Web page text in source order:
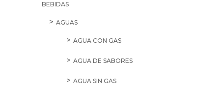
BEBIDAS
AGUAS
AGUA CON GAS
AGUA DE SABORES
AGUA SIN GAS